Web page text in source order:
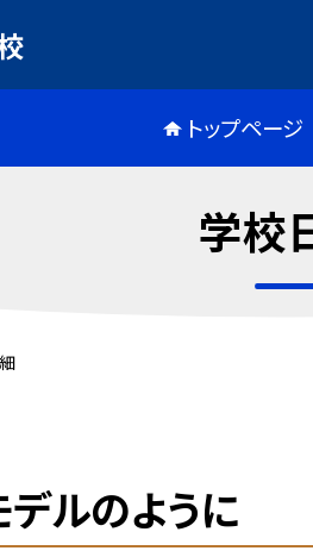
トップページ
学校
ルのように